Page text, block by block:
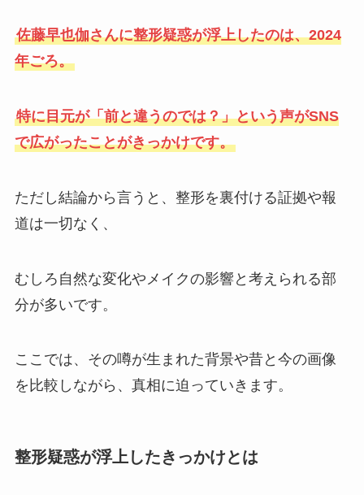
佐藤早也伽さんに整形疑惑が浮上したのは、2024
年ごろ。
特に目元が「前と違うのでは？」という声がSNS
で広がったことがきっかけです。
ただし結論から言うと、整形を裏付ける証拠や報
道は一切なく、
むしろ自然な変化やメイクの影響と考えられる部
分が多いです。
ここでは、その噂が生まれた背景や昔と今の画像
を比較しながら、真相に迫っていきます。
整形疑惑が浮上したきっかけとは